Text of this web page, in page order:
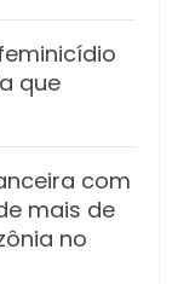
que
com
mais de
no